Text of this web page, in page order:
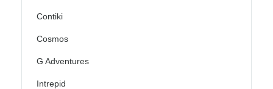
Contiki
Cosmos
G Adventures
Intrepid